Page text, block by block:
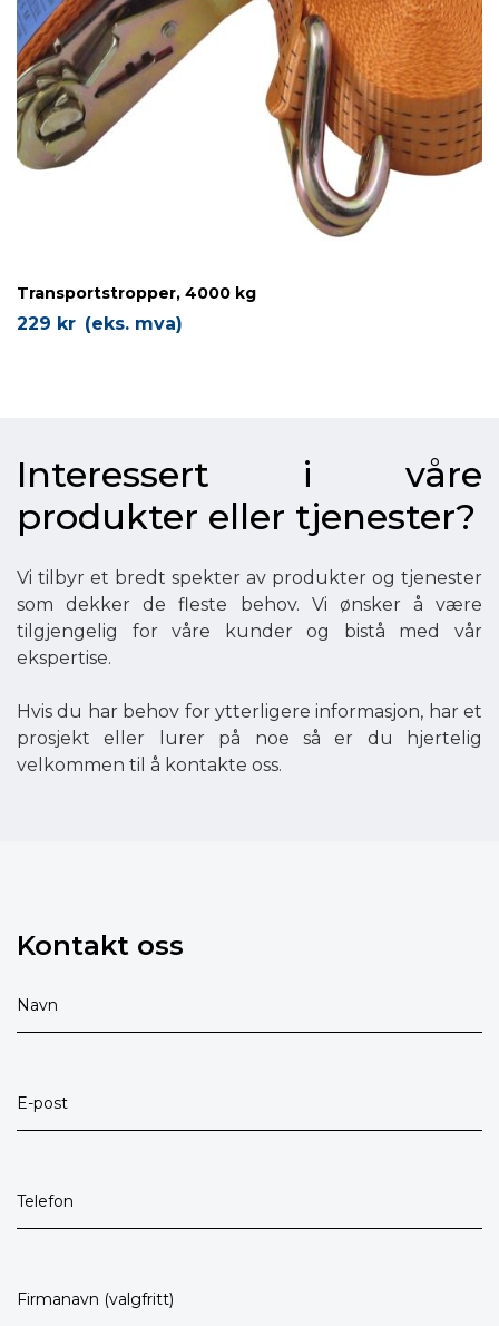
Transportstropper, 4000 kg
229 kr (eks. mva)
Interessert i våre
produkter eller tjenester?
Vi tilbyr et bredt spekter av produkter og tjenester
som dekker de fleste behov. Vi ønsker å være
tilgjengelig for våre kunder og bistå med vår
ekspertise.
Hvis du har behov for ytterligere informasjon, har et
prosjekt eller lurer på noe så er du hjertelig
velkommen til å kontakte oss.
Kontakt oss